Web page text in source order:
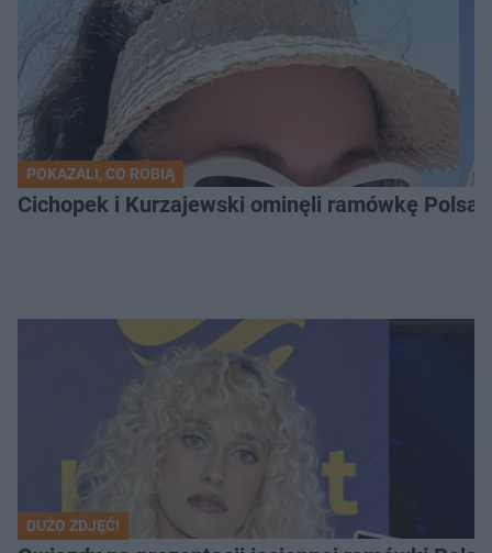
POKAZALI, CO ROBIĄ
Cichopek i Kurzajewski ominęli ramówkę
DUŻO ZDJĘĆ!